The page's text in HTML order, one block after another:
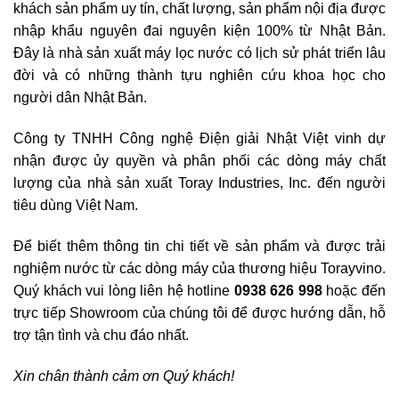
khách sản phẩm uy tín, chất lượng, sản phẩm nội địa được
nhập khẩu nguyên đai nguyên kiện 100% từ Nhật Bản.
Đây là nhà sản xuất máy lọc nước có lịch sử phát triển lâu
đời và có những thành tựu nghiên cứu khoa học cho
người dân Nhật Bản.
Công ty TNHH Công nghệ Điện giải Nhật Việt vinh dự
nhận được ủy quyền và phân phối các dòng máy chất
lượng của nhà sản xuất Toray Industries, Inc. đến người
tiêu dùng Việt Nam.
Để biết thêm thông tin chi tiết về sản phẩm và được trải
nghiệm nước từ các dòng máy của thương hiệu Torayvino.
Quý khách vui lòng liên hệ hotline 0938 626 998hoặc đến
trực tiếp Showroom của chúng tôi để được hướng dẫn, hỗ
trợ tận tình và chu đáo nhất.
Xin chân thành cảm ơn Quý khách!